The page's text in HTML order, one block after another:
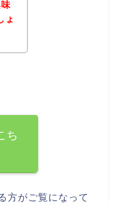
ょ
ち
方がご覧になって